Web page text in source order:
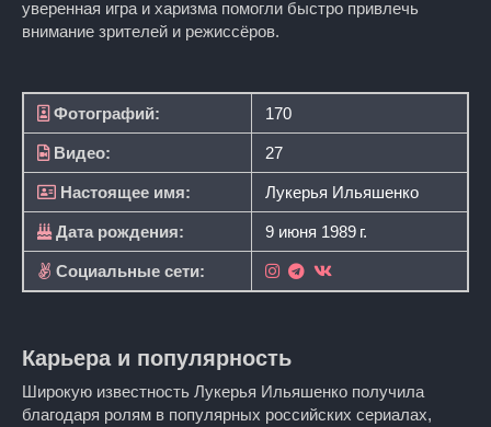
уверенная игра и харизма помогли быстро привлечь
внимание зрителей и режиссёров.
Фотографий: 170
Видео: 27
Настоящее имя: Лукерья Ильяшенко
Дата рождения: 9 июня 1989 г.
Социальные сети:
Карьера и популярность
Широкую известность Лукерья Ильяшенко получила
благодаря ролям в популярных российских сериалах,